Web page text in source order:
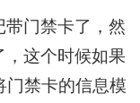
门禁卡了，然
这个时候如果
门禁卡的信息模